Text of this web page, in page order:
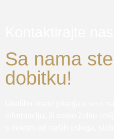
Sa nama
dobitku!